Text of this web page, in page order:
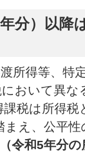
分）以降
所得等、特
おいて異な
税は所得
え、公平性
令和5年分